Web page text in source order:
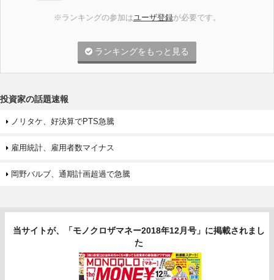
※ランキングの参加はユーザ登録が必要です。
ランキングをもっと見る
投資家の話題速報
ノリタケ、好決算でPTS急騰
雇用統計、雇用者数マイナス
岡野バルブ、通期計画超過で急騰
当サイトが、「モノクロザマネー2018年12月号」に掲載されまし
た